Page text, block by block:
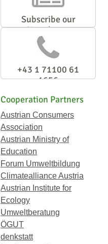
Subscribe our
Newsletter
+43 1 71100 61
1656
Cooperation Partners
Austrian Consumers
Association
Austrian Ministry of
Education
Forum Umweltbildung
Climatealliance Austria
Austrian Institute for
Ecology
Umweltberatung
ÖGUT
denkstatt